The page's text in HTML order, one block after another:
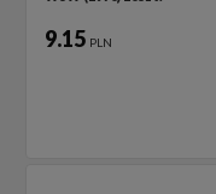
9.15 PLN